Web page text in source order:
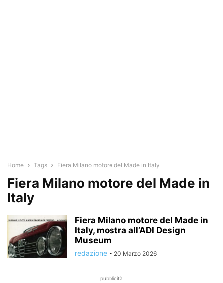
Home Tags Fiera Milano motore del Made in Italy
Fiera Milano motore del Made in
Italy
Fiera Milano motore del Made in
Italy, mostra all’ADI Design
Museum
redazione - 20 Marzo 2026
pubblicità